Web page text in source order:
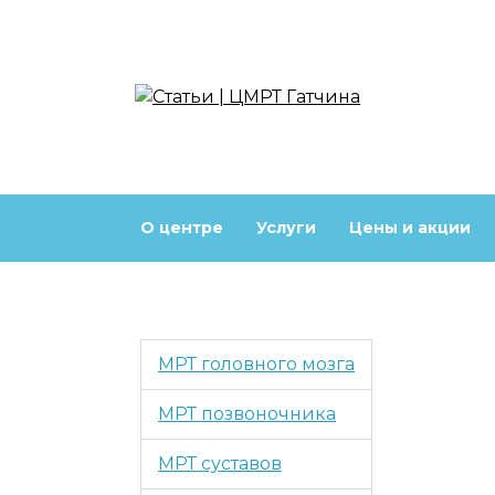
О центре Услуги Цены и акции
МРТ головного мозга
МРТ позвоночника
МРТ суставов